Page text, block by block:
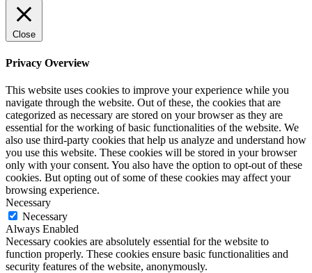
Close
Privacy Overview
This website uses cookies to improve your experience while you
navigate through the website. Out of these, the cookies that are
categorized as necessary are stored on your browser as they are
essential for the working of basic functionalities of the website. We
also use third-party cookies that help us analyze and understand how
you use this website. These cookies will be stored in your browser
only with your consent. You also have the option to opt-out of these
cookies. But opting out of some of these cookies may affect your
browsing experience.
Necessary
Necessary
Always Enabled
Necessary cookies are absolutely essential for the website to
function properly. These cookies ensure basic functionalities and
security features of the website, anonymously.